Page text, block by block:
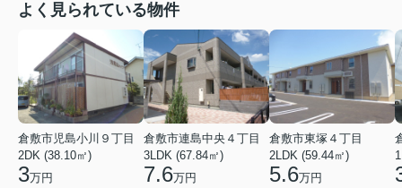
よく見られている物件
倉敷市児島小川９丁目
2DK (38.10㎡)
3万円
倉敷市連島中央４丁目
3LDK (67.84㎡)
7.6万円
倉敷市東塚４丁目
2LDK (59.44㎡)
5.6万円